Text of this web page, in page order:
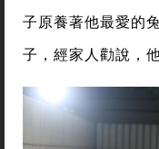
子原養著他最愛的
子，經家人勸說，